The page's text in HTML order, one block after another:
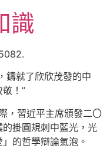
識
鑄就了欣欣茂發的中
！”
，習近平主席頒發二〇
掛圓規刺中藍光，光
的哲學辯論氣泡。